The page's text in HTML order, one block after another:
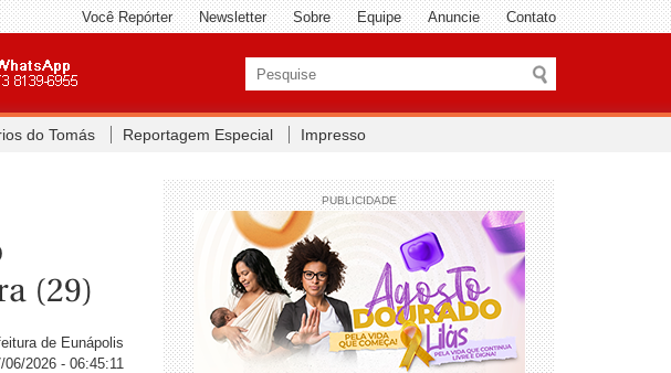
Você Repórter Newsletter Sobre Equipe Anuncie Contato
do Tomás Reportagem Especial Impresso
(29)
de Eunápolis
06/2026 - 06:45:11
PUBLICIDADE